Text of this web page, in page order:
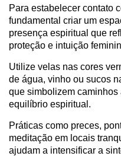
Para estabelecer contato
fundamental criar um
presença espiritual que
proteção e intuição
Utilize velas nas cores
de água, vinho ou sucos
que simbolizem
equilíbrio espiritual.
Práticas como preces,
meditação em locais
ajudam a intensificar a